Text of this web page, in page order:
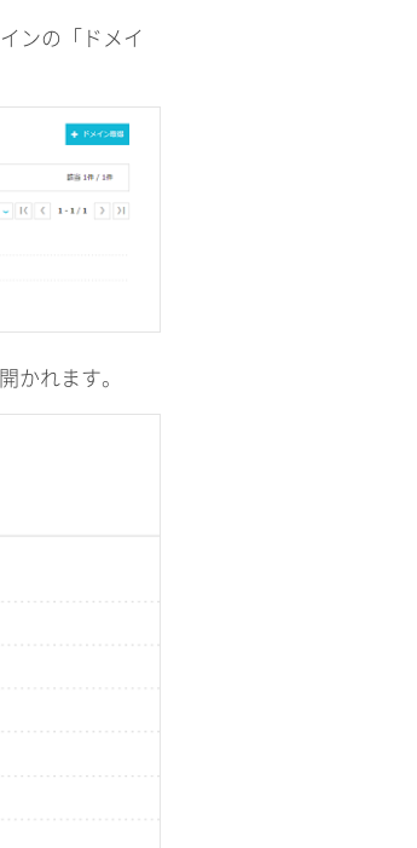
ンの「ドメイ
かれます。